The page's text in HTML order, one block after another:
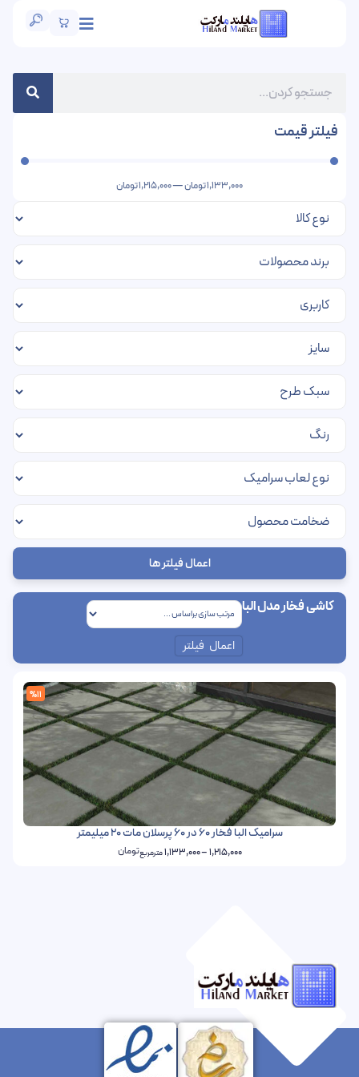
فیلتر قیمت
1,133,000تومان—
1,215,000تومان
اعمال فیلتر ها
کاشی فخار مدل البا
اعمال فیلتر
%11
سرامیک البا فخار 60 در 60 پرسلان مات 20 میلیمتر
1,215,000
–
1,133,000مترمربعتومان